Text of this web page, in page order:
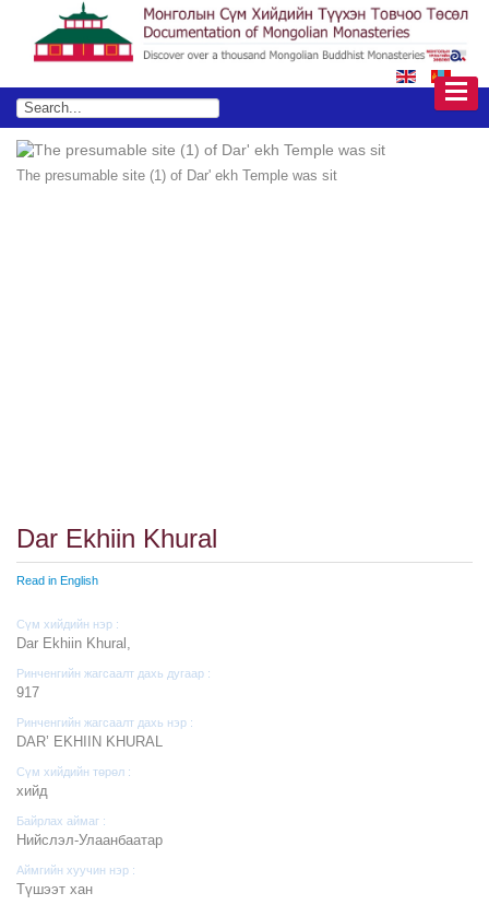
The presumable site (1) of Dar' ekh Temple was sit
Dar Ekhiin Khural
Read in English
Сүм хийдийн нэр :
Dar Ekhiin Khural,
Ринченгийн жагсаалт дахь дугаар :
917
Ринченгийн жагсаалт дахь нэр :
DAR’ EKHIIN KHURAL
Сүм хийдийн төрөл :
хийд
Байрлах аймаг :
Нийслэл-Улаанбаатар
Аймгийн хуучин нэр :
Түшээт хан